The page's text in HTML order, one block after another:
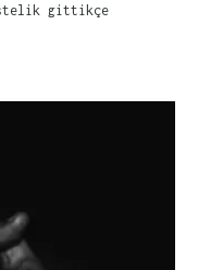
Üstelik gittikçe